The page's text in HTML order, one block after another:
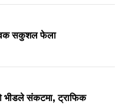
युवक सकुशल फेला
भीडले संकटमा, ट्राफिक